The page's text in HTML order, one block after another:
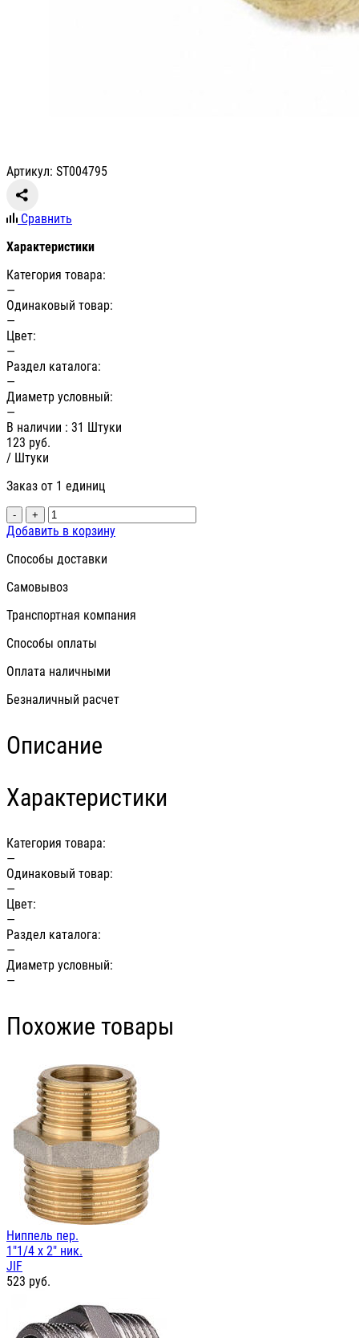
Артикул: ST004795
Сравнить
Характеристики
Категория товара:
—
Одинаковый товар:
—
Цвет:
—
Раздел каталога:
—
Диаметр условный:
—
В наличии : 31 Штуки
123 руб.
/ Штуки
Заказ от 1 единиц
- +
Добавить в корзину
Способы доставки
Самовывоз
Транспортная компания
Способы оплаты
Оплата наличными
Безналичный расчет
Описание
Характеристики
Категория товара:
—
Одинаковый товар:
—
Цвет:
—
Раздел каталога:
—
Диаметр условный:
—
Похожие товары
Ниппель пер.
1"1/4 х 2" ник.
JIF
523 руб.